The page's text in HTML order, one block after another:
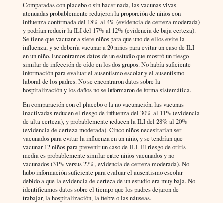
Comparadas con placebo o sin hacer nada, las vacunas vivas
atenuadas probablemente redujeron la proporción de niños con
influenza confirmada del 18% al 4% (evidencia de certeza moderada)
y podrían reducir la ILI del 17% al 12% (evidencia de baja certeza).
Se tiene que vacuanr a siete niños para que uno de ellos evite la
influenza, y se debería vacunar a 20 niños para evitar un caso de ILI
en un niño. Encontramos datos de un estudio que mostró un riesgo
similar de infección de oído en los dos grupos. No había suficiente
información para evaluar el ausentismo escolar y el ausentismo
laboral de los padres. No se encontraron datos sobre la
hospitalización y los daños no se informaron de forma sistemática.
En comparación con el placebo o la no vacunación, las vacunas
inactivadas reducen el riesgo de influenza del 30% al 11% (evidencia
de alta certeza), y probablemente reducen la ILI del 28% al 20%
(evidencia de certeza moderada). Cinco niños necesitarían ser
vacunados para evitar la influenza en un niño, y se tendrían que
vacunar 12 niños para prevenir un caso de ILI. El riesgo de otitis
media es probablemente similar entre niños vacunados y no
vacunados (31% versus 27%, evidencia de certeza moderada). No
hubo información suficiente para evaluar el ausentismo escolar
debido a que la evidencia de certeza de un estudio era muy baja. No
identificamos datos sobre el tiempo que los padres dejaron de
trabajar, la hospitalización, la fiebre o las náuseas.